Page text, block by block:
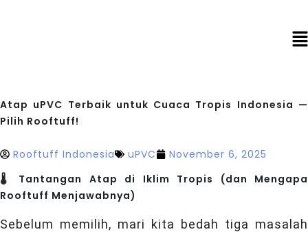
Atap uPVC Terbaik untuk Cuaca Tropis Indonesia —
Pilih Rooftuff!
Rooftuff Indonesia uPVC
November 6, 2025
🌡️ Tantangan Atap di Iklim Tropis (dan Mengapa
Rooftuff Menjawabnya)
Sebelum memilih, mari kita bedah tiga masalah